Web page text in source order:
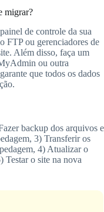
migrar?
de controle da sua
FTP ou gerenciadores de
Além disso, faça um
ou outra
que todos os dados
backup dos arquivos e
3) Transferir os
4) Atualizar o
Testar o site na nova